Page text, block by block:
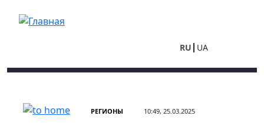
RU UA
РЕГИОНЫ 10:49, 25.03.2025